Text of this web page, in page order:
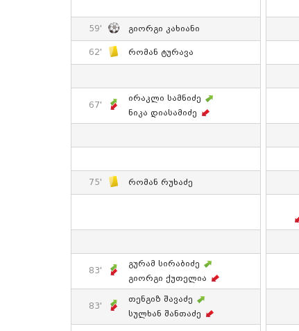
59' Გიორგი Კახიანი
62' Რომან Ტურავა
67'
Ირაკლი Სამნიძე
Ნიკა Დიასამიძე
75' Რომან Რუხაძე
83'
Გურამ Სირაბიძე
Გიორგი Ქუთელია
83'
Თენგიზ Შავაძე
Სულხან Შანთაძე